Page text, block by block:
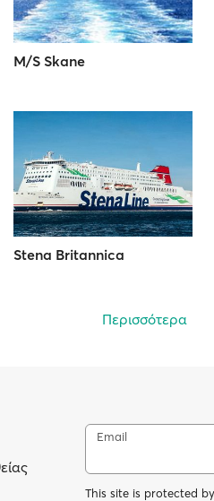
M/S Skane
Stena Britannica
Περισσότερα
Email
This site is protected